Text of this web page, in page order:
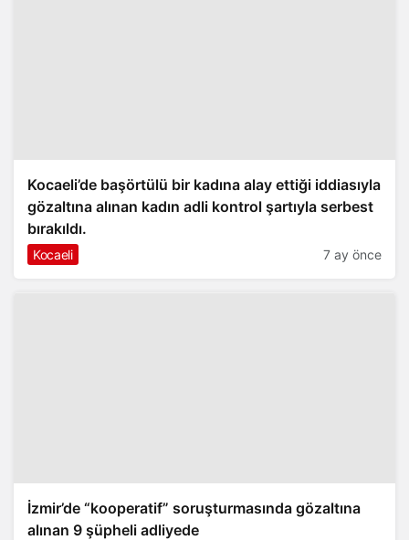
Kocaeli’de başörtülü bir kadına alay ettiği iddiasıyla
gözaltına alınan kadın adli kontrol şartıyla serbest
bırakıldı.
Kocaeli 7 ay önce
İzmir’de “kooperatif” soruşturmasında gözaltına
alınan 9 şüpheli adliyede